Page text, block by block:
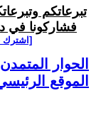
تبرعاتكم
فشاركونا في
[اشترك
الحوار
الموقع